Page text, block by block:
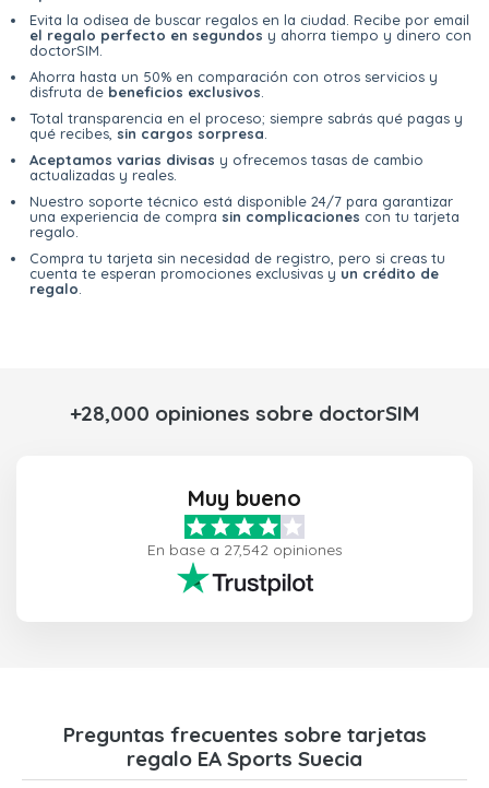
Evita la odisea de buscar regalos en la ciudad. Recibe por email
el regalo perfecto en segundos y ahorra tiempo y dinero con
doctorSIM.
Ahorra hasta un 50% en comparación con otros servicios y
disfruta de beneficios exclusivos
Total transparencia en el proceso; siempre sabrás qué pagas y
qué recibes, sin cargos sorpresa
Aceptamos varias divisas y ofrecemos tasas de cambio
actualizadas y reales.
Nuestro soporte técnico está disponible 24/7 para garantizar
una experiencia de compra sin complicaciones con tu tarjeta
regalo.
Compra tu tarjeta sin necesidad de registro, pero si creas tu
cuenta te esperan promociones exclusivas y un crédito de
regalo
+28,000 opiniones sobre doctorSIM
Muy bueno
En base a 27,542 opiniones
Preguntas frecuentes sobre tarjetas
regalo EA Sports Suecia